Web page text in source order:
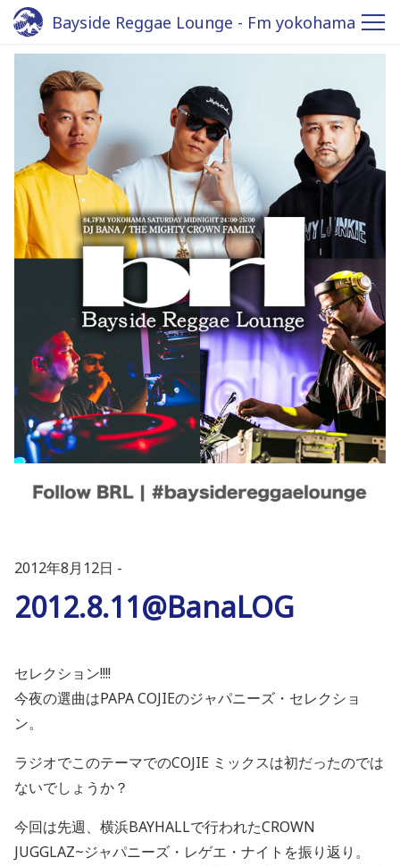
Bayside Reggae Lounge - Fm yokohama
84.7
2012年8月12日
2012.8.11@BanaLOG
セレクション!!!!
今夜の選曲はPAPA COJIEのジャパニーズ・セレクショ
ン。
ラジオでこのテーマでのCOJIE ミックスは初だったのでは
ないでしょうか？
今回は先週、横浜BAYHALLで行われたCROWN
JUGGLAZ~ジャパニーズ・レゲエ・ナイトを振り返り。